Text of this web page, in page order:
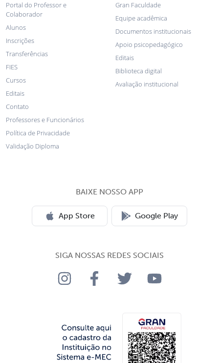
Portal do Professor e
Colaborador
Alunos
Inscrições
Transferências
FIES
Cursos
Editais
Contato
Professores e Funcionários
Política de Privacidade
Validação Diploma
Gran Faculdade
Equipe acadêmica
Documentos institucionais
Apoio psicopedagógico
Editais
Biblioteca digital
Avaliação institucional
BAIXE NOSSO APP
App Store Google Play
SIGA NOSSAS REDES SOCIAIS